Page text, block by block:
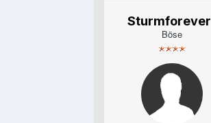
Sturmforever
Böse